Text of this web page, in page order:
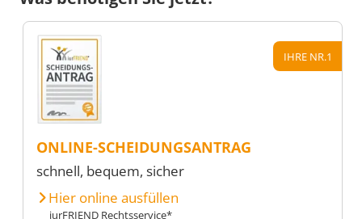
IHRE NR.1
ONLINE-SCHEIDUNGSANTRAG
schnell, bequem, sicher
Hier online ausfüllen
iurFRIEND Rechtsservice*